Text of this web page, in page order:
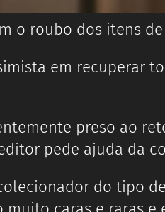
o roubo dos itens de
em recuperar
preso ao
pede ajuda da
do tipo